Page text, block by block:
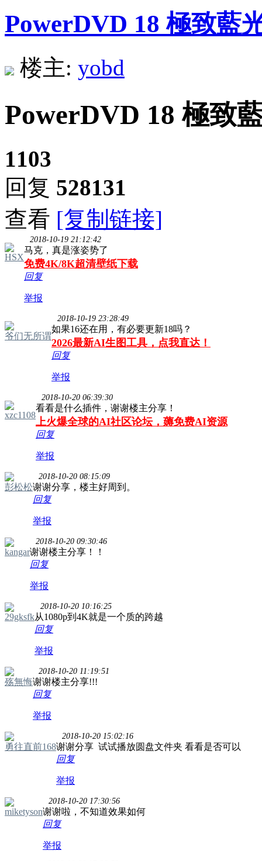
PowerDVD 18 極致藍
楼主: yobd
PowerDVD 18 極致
1103
回复 528131
查看 [复制链接]
HSX
2018-10-19 21:12:42
马克，真是涨姿势了
免费4K/8K超清壁纸下载
回复
举报
爷们无所谓
2018-10-19 23:28:49
如果16还在用，有必要更新18吗？
2026最新AI生图工具，点我直达！
回复
举报
xzc1108
2018-10-20 06:39:30
看看是什么插件，谢谢楼主分享！
上火爆全球的AI社区论坛，薅免费AI资源
回复
举报
彭松松
2018-10-20 08:15:09
谢谢分享，楼主好周到。
回复
举报
kangar
2018-10-20 09:30:46
谢谢楼主分享！！
回复
举报
29gksfk
2018-10-20 10:16:25
从1080p到4K就是一个质的跨越
回复
举报
殇無悔
2018-10-20 11:19:51
谢谢楼主分享!!!
回复
举报
勇往直前168
2018-10-20 15:02:16
谢谢分享 试试播放圆盘文件夹 看看是否可以
回复
举报
miketyson
2018-10-20 17:30:56
谢谢啦，不知道效果如何
回复
举报